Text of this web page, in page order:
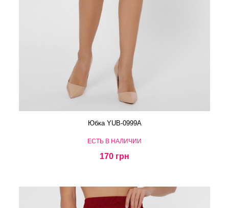
Юбка YUB-0999A
ЕСТЬ В НАЛИЧИИ
170 грн